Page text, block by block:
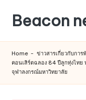
Beacon
Home - ข่าวสารเกี่ยวกับกา
คอนเสิร์ตฉลอง 84 ปีลูกทุ่งไทย
จุฬาลงกรณ์มหาวิทยาลัย